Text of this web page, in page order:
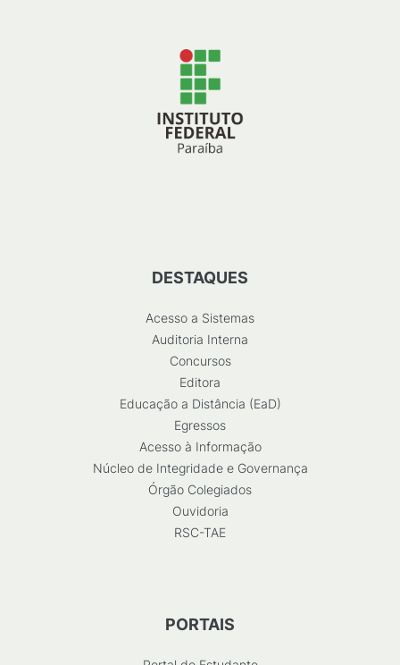
DESTAQUES
Acesso a Sistemas
Auditoria Interna
Concursos
Editora
Educação a Distância (EaD)
Egressos
Acesso à Informação
Núcleo de Integridade e Governança
Órgão Colegiados
Ouvidoria
RSC-TAE
PORTAIS